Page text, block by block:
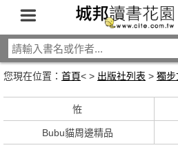
您現在位置： 首頁< > 出版社列表 > 獨步
恠
Bubu貓周邊精品